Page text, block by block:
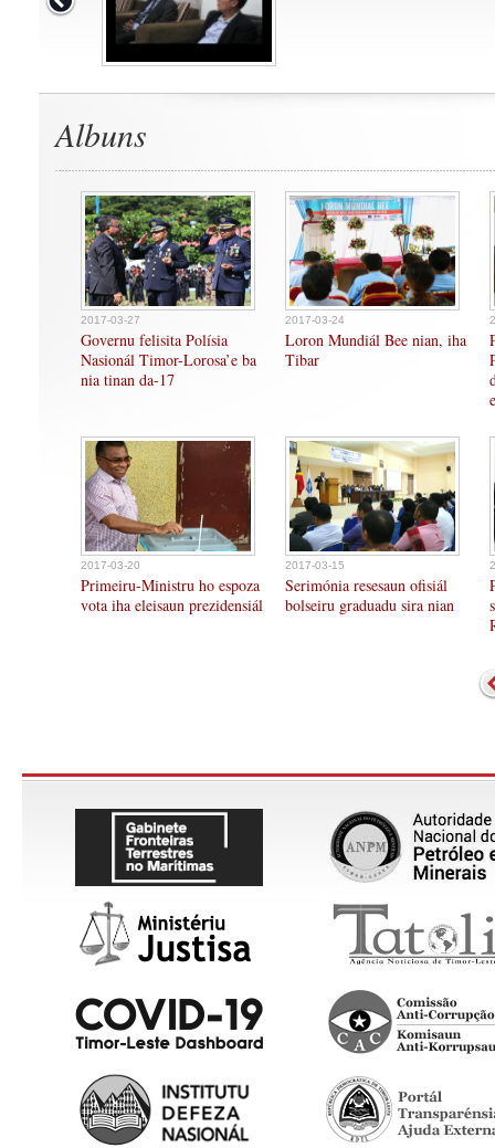
Albuns
2017-03-27
Governu felisita Polísia
Nasionál Timor-Lorosa’e ba
nia tinan da-17
2017-03-24
Loron Mundiál Bee nian, iha
Tibar
2017-03-20
Primeiru-Ministru ho espoza
vota iha eleisaun prezidensiál
2017-03-15
Serimónia resesaun ofisiál
bolseiru graduadu sira nian